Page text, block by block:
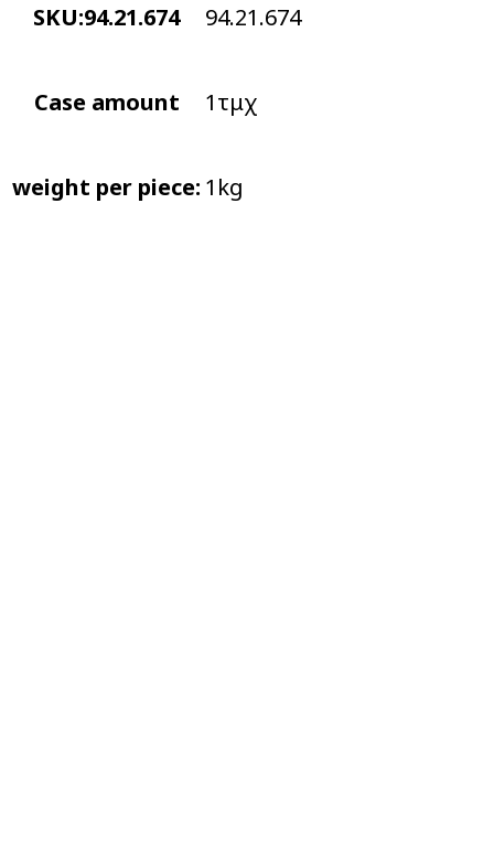
SKU:94.21.674 94.21.674
Case amount 1τμχ
weight per piece: 1kg